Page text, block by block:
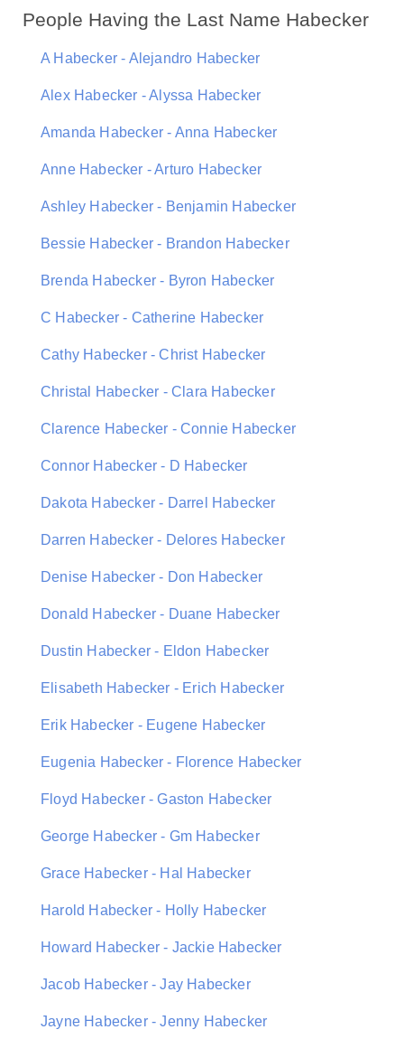
People Having the Last Name Habecker
A Habecker - Alejandro Habecker
Alex Habecker - Alyssa Habecker
Amanda Habecker - Anna Habecker
Anne Habecker - Arturo Habecker
Ashley Habecker - Benjamin Habecker
Bessie Habecker - Brandon Habecker
Brenda Habecker - Byron Habecker
C Habecker - Catherine Habecker
Cathy Habecker - Christ Habecker
Christal Habecker - Clara Habecker
Clarence Habecker - Connie Habecker
Connor Habecker - D Habecker
Dakota Habecker - Darrel Habecker
Darren Habecker - Delores Habecker
Denise Habecker - Don Habecker
Donald Habecker - Duane Habecker
Dustin Habecker - Eldon Habecker
Elisabeth Habecker - Erich Habecker
Erik Habecker - Eugene Habecker
Eugenia Habecker - Florence Habecker
Floyd Habecker - Gaston Habecker
George Habecker - Gm Habecker
Grace Habecker - Hal Habecker
Harold Habecker - Holly Habecker
Howard Habecker - Jackie Habecker
Jacob Habecker - Jay Habecker
Jayne Habecker - Jenny Habecker